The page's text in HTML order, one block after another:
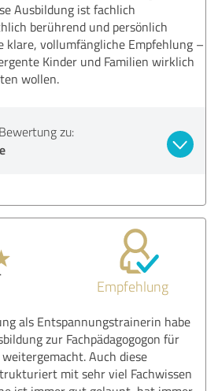
Ausbildung ist fachlich
berührend und persönlich
klare, vollumfängliche Empfehlung –
Kinder und Familien wirklich
wollen.
zu:
Empfehlung
als Entspannungstrainerin habe
zur Fachpädagogogon für
Auch diese
mit sehr viel Fachwissen